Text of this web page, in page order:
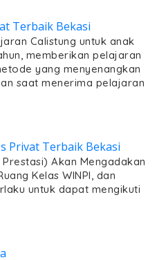
Calistung untuk anak
memberikan pelajaran
yang menyenangkan
saat menerima pelajaran
Akan Mengadakan
Kelas WINPI, dan
untuk dapat mengikuti